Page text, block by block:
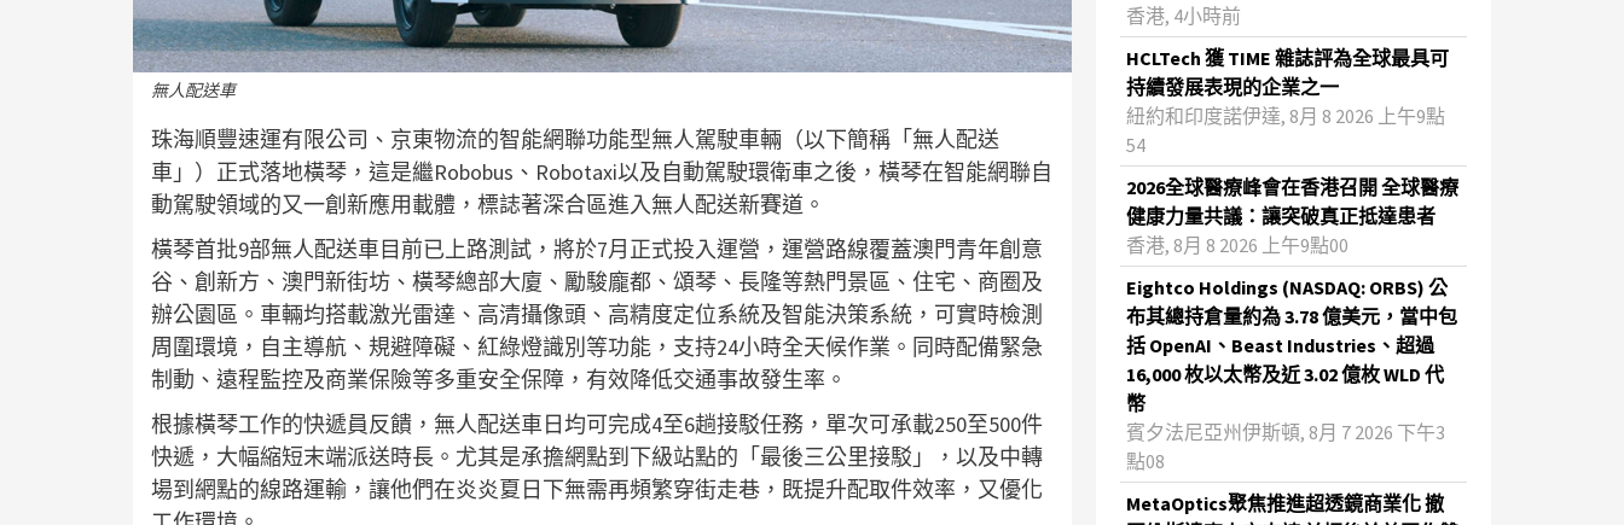
無人配送車
珠海順豐速運有限公司、京東物流的智能網聯功能型無人駕駛車輛（以下簡稱「無人配送
車」）正式落地橫琴，這是繼Robobus、Robotaxi以及自動駕駛環衛車之後，橫琴在智能網聯自
動駕駛領域的又一創新應用載體，標誌著深合區進入無人配送新賽道。
橫琴首批9部無人配送車目前已上路測試，將於7月正式投入運營，運營路線覆蓋澳門青年創意
谷、創新方、澳門新街坊、橫琴總部大廈、勵駿龐都、頌琴、長隆等熱門景區、住宅、商圈及
辦公園區。車輛均搭載激光雷達、高清攝像頭、高精度定位系統及智能決策系統，可實時檢測
周圍環境，自主導航、規避障礙、紅綠燈識別等功能，支持24小時全天候作業。同時配備緊急
制動、遠程監控及商業保險等多重安全保障，有效降低交通事故發生率。
根據橫琴工作的快遞員反饋，無人配送車日均可完成4至6趟接駁任務，單次可承載250至500件
快遞，大幅縮短末端派送時長。尤其是承擔網點到下級站點的「最後三公里接駁」，以及中轉
場到網點的線路運輸，讓他們在炎炎夏日下無需再頻繁穿街走巷，既提升配取件效率，又優化
香港, 4小時前
HCLTech 獲 TIME 雜誌評為全球最具可
持續發展表現的企業之一
紐約和印度諾伊達, 8月 8 2026 上午9點
54
2026全球醫療峰會在香港召開 全球醫療
健康力量共議：讓突破真正抵達患者
香港, 8月 8 2026 上午9點00
Eightco Holdings (NASDAQ: ORBS) 公
布其總持倉量約為 3.78 億美元，當中包
括 OpenAI、Beast Industries、超過
16,000 枚以太幣及近 3.02 億枚 WLD 代
幣
賓夕法尼亞州伊斯頓, 8月 7 2026 下午3
點08
MetaOptics聚焦推進超透鏡商業化 撤